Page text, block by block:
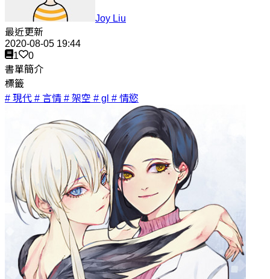
Joy Liu
最近更新
2020-08-05 19:44
1
0
書單簡介
標籤
# 現代 # 言情 # 架空 # gl # 情慾